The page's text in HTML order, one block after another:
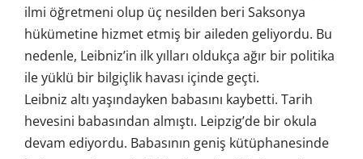
ilmi öğretmeni olup üç nesilden beri Saksonya
hükümetine hizmet etmiş bir aileden geliyordu. Bu
nedenle, Leibniz’in ilk yılları oldukça ağır bir politika
ile yüklü bir bilgiçlik havası içinde geçti.
Leibniz altı yaşındayken babasını kaybetti. Tarih
hevesini babasından almıştı. Leipzig’de bir okula
devam ediyordu. Babasının geniş kütüphanesinde